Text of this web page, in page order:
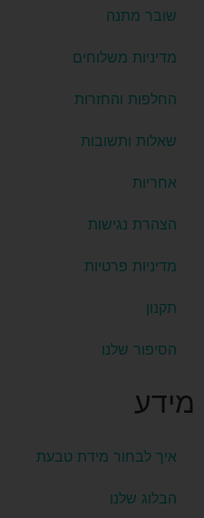
מידע
איך לבחור מידת טבעת
הבלוג שלנו
שובר מתנה
מדיניות משלוחים
החלפות והחזרות
שאלות ותשובות
אחריות
הצהרת נגישות
מדיניות פרטיות
תקנון
הסיפור שלנו